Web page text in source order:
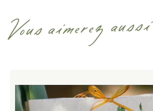
Vous aimerez aussi